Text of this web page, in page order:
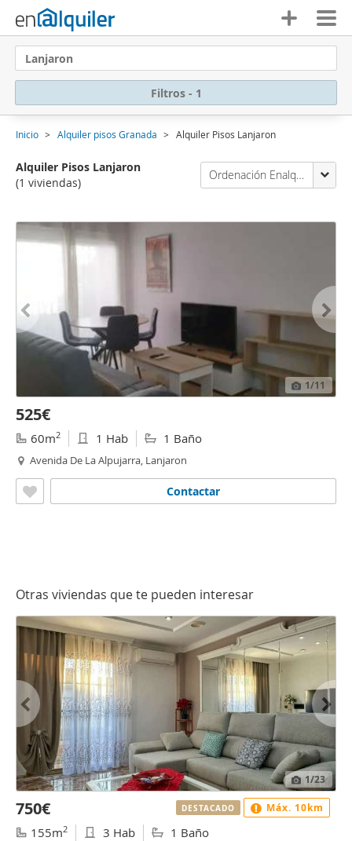
Lanjaron
Filtros - 1
Inicio Alquiler pisos Granada Alquiler Pisos Lanjaron
Alquiler Pisos Lanjaron
(1 viviendas)
Ordenación Enalquiler
1/11
525€
60m2 1 Hab 1 Baño
Avenida De La Alpujarra, Lanjaron
Contactar
Otras viviendas que te pueden interesar
1/23
750€
155m2 3 Hab 1 Baño
DESTACADO Máx. 10km